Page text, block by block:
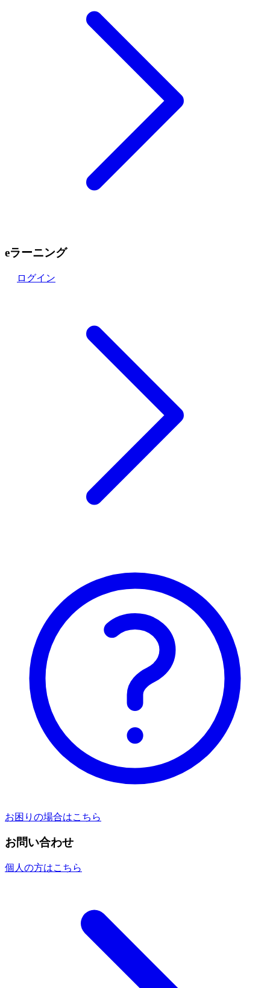
eラーニング
ログイン
お困りの場合はこちら
お問い合わせ
個人の方はこちら